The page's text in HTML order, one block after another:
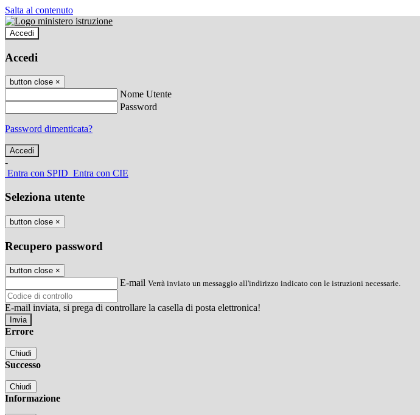
Salta al contenuto
Accedi
Accedi
button close ×
Nome Utente
Password
Password dimenticata?
-
Entra con SPID Entra con CIE
Seleziona utente
button close ×
Recupero password
button close ×
E-mail Verrà inviato un messaggio all'indirizzo indicato con le istruzioni necessarie.
E-mail inviata, si prega di controllare la casella di posta elettronica!
Errore
Chiudi
Successo
Chiudi
Informazione